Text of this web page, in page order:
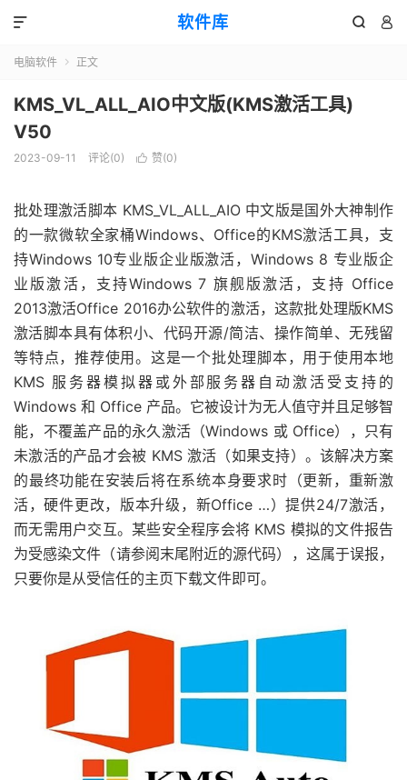
软件库  

电脑软件  正文
KMS_VL_ALL_AIO中文版(KMS激活工具)
V50
2023-09-11 评论(0)  赞(0)
批处理激活脚本 KMS_VL_ALL_AIO 中文版是国外大神制作
的一款微软全家桶Windows、Office的KMS激活工具，支
持Windows 10专业版企业版激活，Windows 8 专业版企
业版激活，支持Windows 7 旗舰版激活，支持 Office
2013激活Office 2016办公软件的激活，这款批处理版KMS
激活脚本具有体积小、代码开源/简洁、操作简单、无残留
等特点，推荐使用。这是一个批处理脚本，用于使用本地
KMS 服务器模拟器或外部服务器自动激活受支持的
Windows 和 Office 产品。它被设计为无人值守并且足够智
能，不覆盖产品的永久激活（Windows 或 Office），只有
未激活的产品才会被 KMS 激活（如果支持）。该解决方案
的最终功能在安装后将在系统本身要求时（更新，重新激
活，硬件更改，版本升级，新Office …）提供24/7激活，
而无需用户交互。某些安全程序会将 KMS 模拟的文件报告
为受感染文件（请参阅末尾附近的源代码），这属于误报，
只要你是从受信任的主页下载文件即可。